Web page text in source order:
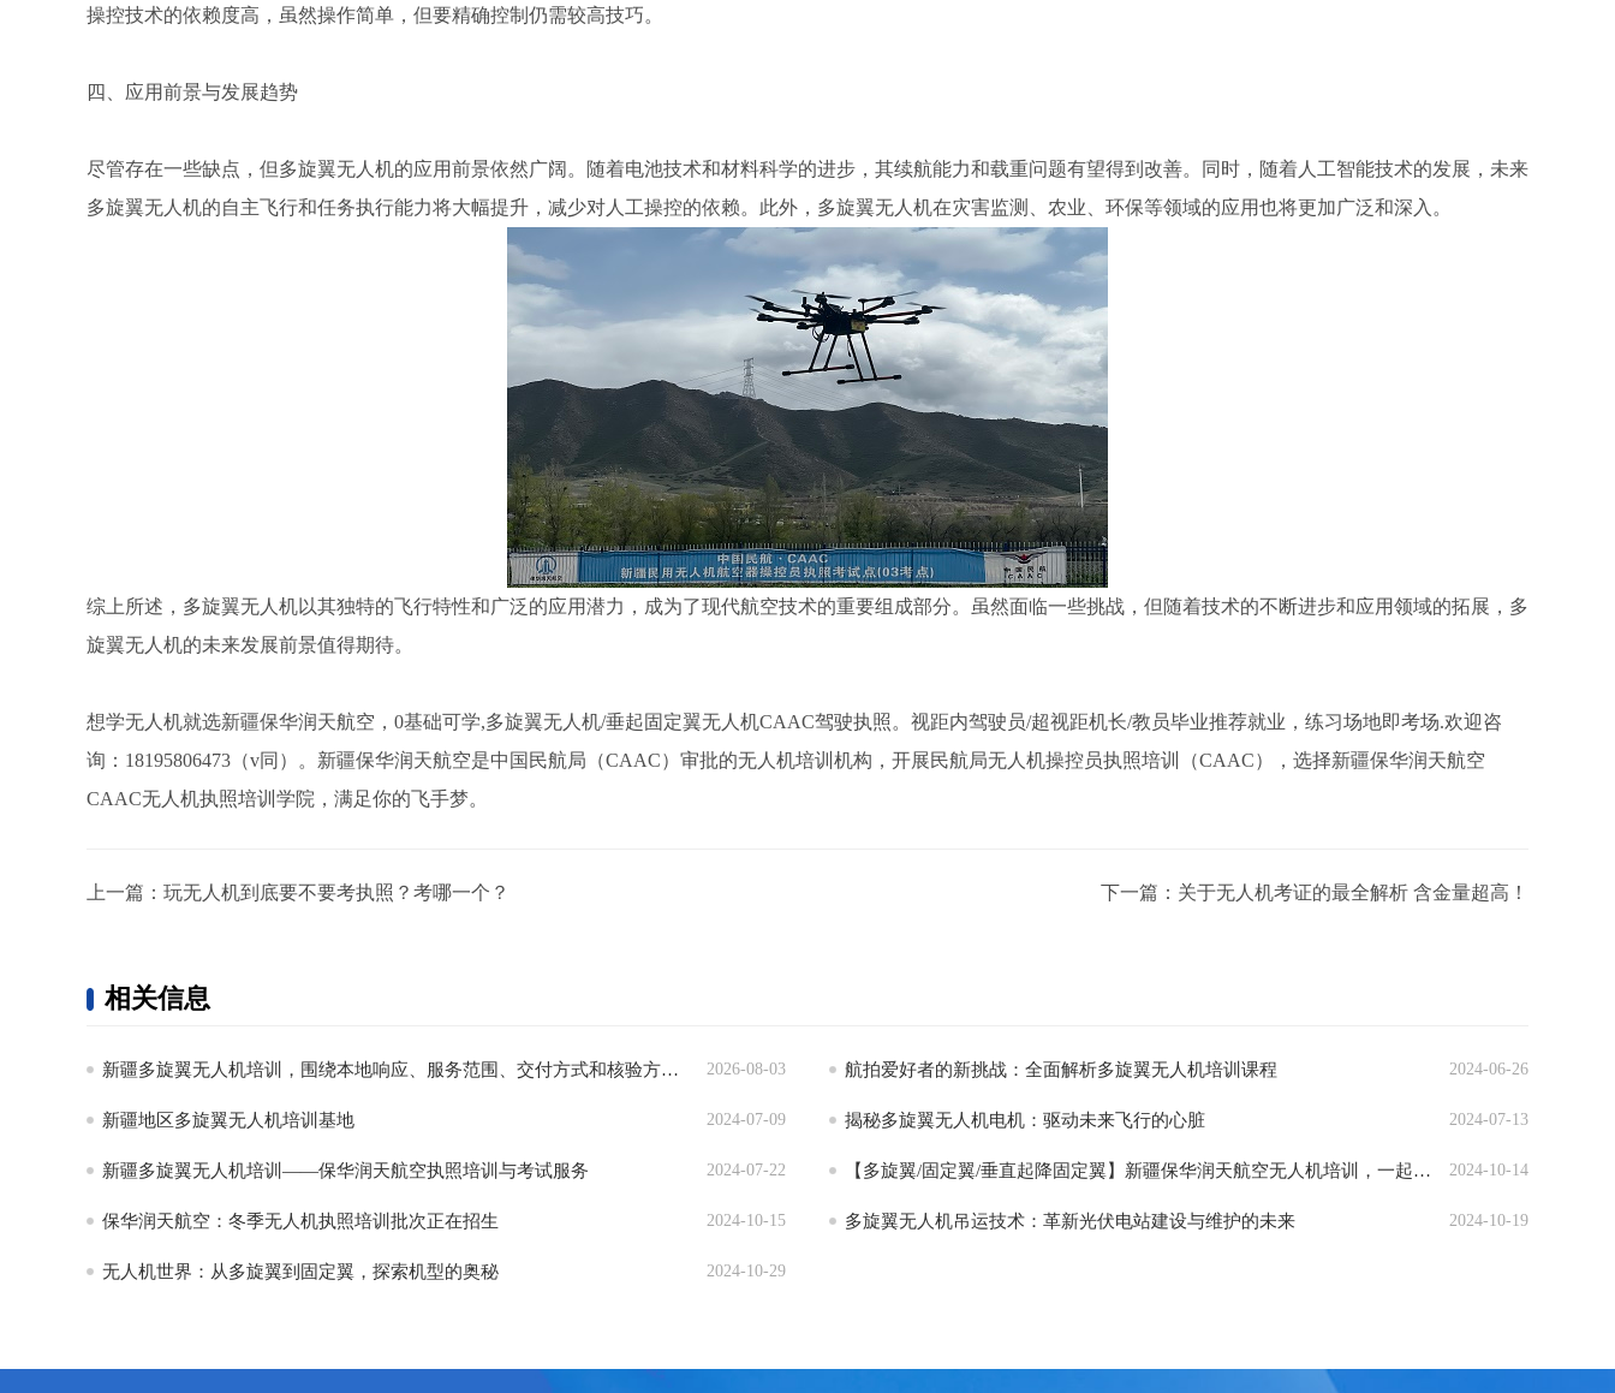
操控技术的依赖度高，虽然操作简单，但要精确控制仍需较高技巧。
四、应用前景与发展趋势
尽管存在一些缺点，但多旋翼无人机的应用前景依然广阔。随着电池技术和材料科学的进步，其续航能力和载重问题有望得到改善。同时，随着人工智能技术的发展，未来
多旋翼无人机的自主飞行和任务执行能力将大幅提升，减少对人工操控的依赖。此外，多旋翼无人机在灾害监测、农业、环保等领域的应用也将更加广泛和深入。
综上所述，多旋翼无人机以其独特的飞行特性和广泛的应用潜力，成为了现代航空技术的重要组成部分。虽然面临一些挑战，但随着技术的不断进步和应用领域的拓展，多
旋翼无人机的未来发展前景值得期待。
想学无人机就选新疆保华润天航空，0基础可学,多旋翼无人机/垂起固定翼无人机CAAC驾驶执照。视距内驾驶员/超视距机长/教员毕业推荐就业，练习场地即考场.欢迎咨
询：18195806473（v同）。新疆保华润天航空是中国民航局（CAAC）审批的无人机培训机构，开展民航局无人机操控员执照培训（CAAC），选择新疆保华润天航空
CAAC无人机执照培训学院，满足你的飞手梦。
上一篇： 玩无人机到底要不要考执照？考哪一个？ 下一篇： 关于无人机考证的最全解析 含金量超高！
相关信息
2026-08-03
新疆多旋翼无人机培训，围绕本地响应、服务范围、交付方式和核验方法怎么判断 2024-06-26
航拍爱好者的新挑战：全面解析多旋翼无人机培训课程
2024-07-09
新疆地区多旋翼无人机培训基地 2024-07-13
揭秘多旋翼无人机电机：驱动未来飞行的心脏
2024-07-22
新疆多旋翼无人机培训——保华润天航空执照培训与考试服务 2024-10-14
【多旋翼/固定翼/垂直起降固定翼】新疆保华润天航空无人机培训，一起飞越平凡，触碰未来！
2024-10-15
保华润天航空：冬季无人机执照培训批次正在招生 2024-10-19
多旋翼无人机吊运技术：革新光伏电站建设与维护的未来
2024-10-29
无人机世界：从多旋翼到固定翼，探索机型的奥秘